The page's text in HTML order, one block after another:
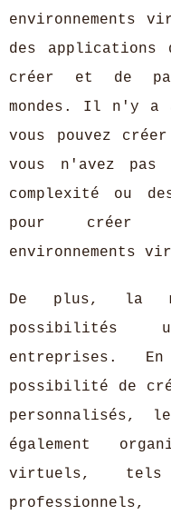
environnements
des applications
créer et de
mondes. Il n'y a
vous pouvez
vous n'avez
complexité ou
pour créer
environnements
De plus, la
possibilités
entreprises.
possibilité de
personnalisés,
également
virtuels,
professionnels,